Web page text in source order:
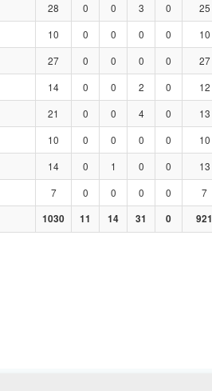
28 0 0 3 0 25
10 0 0 0 0 10
27 0 0 0 0 27
14 0 0 2 0 12
21 0 0 4 0 13
10 0 0 0 0 10
14 0 1 0 0 13
7 0 0 0 0 7
1030 11 14 31 0 921